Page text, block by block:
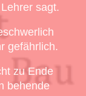
sagt.
Ende